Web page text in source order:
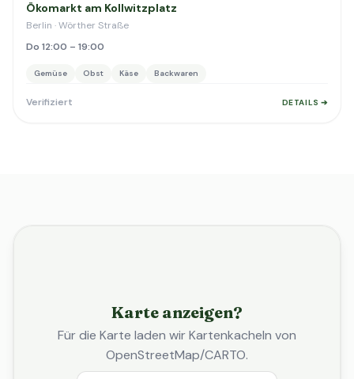
Ökomarkt am Kollwitzplatz
Berlin · Wörther Straße
Do 12:00 – 19:00
Gemüse Obst Käse Backwaren
Verifiziert DETAILS ➔
Karte anzeigen?
Für die Karte laden wir Kartenkacheln von
OpenStreetMap/CARTO.